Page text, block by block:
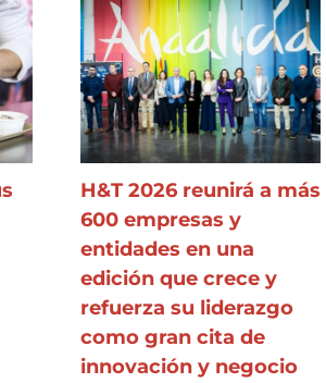
H&T 2026 reunirá a más
600 empresas y
entidades en una
edición que crece y
refuerza su liderazgo
como gran cita de
innovación y negocio